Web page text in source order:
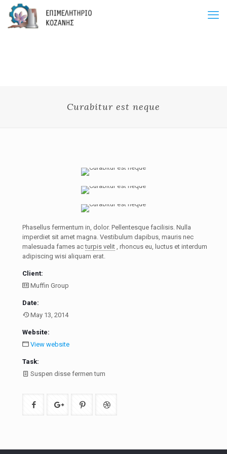
Curabitur est neque
Phasellus fermentum in, dolor. Pellentesque facilisis. Nulla
imperdiet sit amet magna. Vestibulum dapibus, mauris nec
malesuada fames acturpis velit , rhoncus eu, luctus et interdum
adipiscing wisi aliquam erat.
Client:
Muffin Group
Date:
May 13, 2014
Website:
View website
Task:
Suspen disse fermen tum